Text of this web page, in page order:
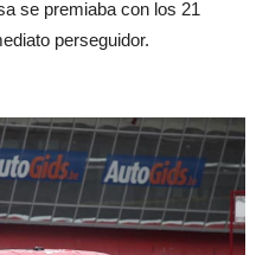
se premiaba con los 21
perseguidor.